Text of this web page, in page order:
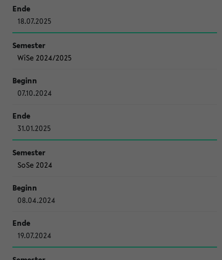
18.07.2025
WiSe 2024/2025
07.10.2024
31.01.2025
SoSe 2024
08.04.2024
19.07.2024